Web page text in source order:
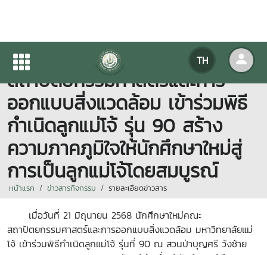
TH
นักศึกษาใหม่ คณะ
สถาปัตยกรรมศาสตร์และการ
ออกแบบสิ่งแวดล้อม เข้าร่วมพิธี
กำเนิดลูกแม่โจ้ รุ่น 90 สร้าง
ความภาคภูมิใจให้นักศึกษาใหม่สู่
การเป็นลูกแม่โจ้โดยสมบูรณ์
หน้าแรก ข่าวสารกิจกรรม รายละเอียดข่าวสาร
เมื่อวันที่ 21 มิถุนายน 2568 นักศึกษาใหม่คณะ
สถาปัตยกรรมศาสตร์และการออกแบบสิ่งแวดล้อม มหาวิทยาลัยแม่
โจ้ เข้าร่วมพิธีกำเนิดลูกแม่โจ้ รุ่นที่ 90 ณ สวนป่าบุญศรี วังซ้าย